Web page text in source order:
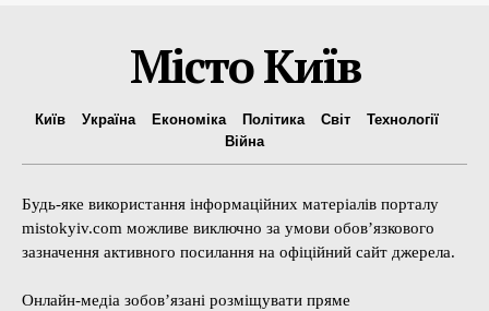
Місто Київ
Київ Україна Економіка Політика Світ
Технології
Війна
Будь-яке використання інформаційних матеріалів порталу
mistokyiv.com можливе виключно за умови обов’язкового
зазначення активного посилання на офіційний сайт джерела.
Онлайн-медіа зобов’язані розміщувати пряме